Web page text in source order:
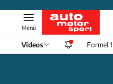
Menü
Videos Formel 1